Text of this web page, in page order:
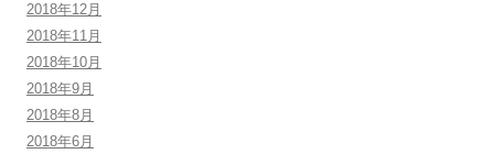
2018年12月
2018年11月
2018年10月
2018年9月
2018年8月
2018年6月